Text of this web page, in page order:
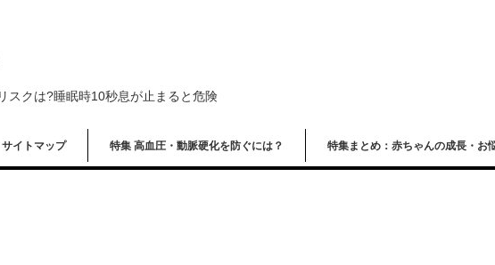
スクは?睡眠時10秒息が止まると危険
サイトマップ 特集 高血圧・動脈硬化を防ぐには？ 特集まとめ：赤ちゃんの成長・お